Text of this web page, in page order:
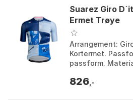
Suarez Giro
Ermet Trøye
Arrangement:
Kortermet.
passform.
Ciclamino 2.
826 ,-